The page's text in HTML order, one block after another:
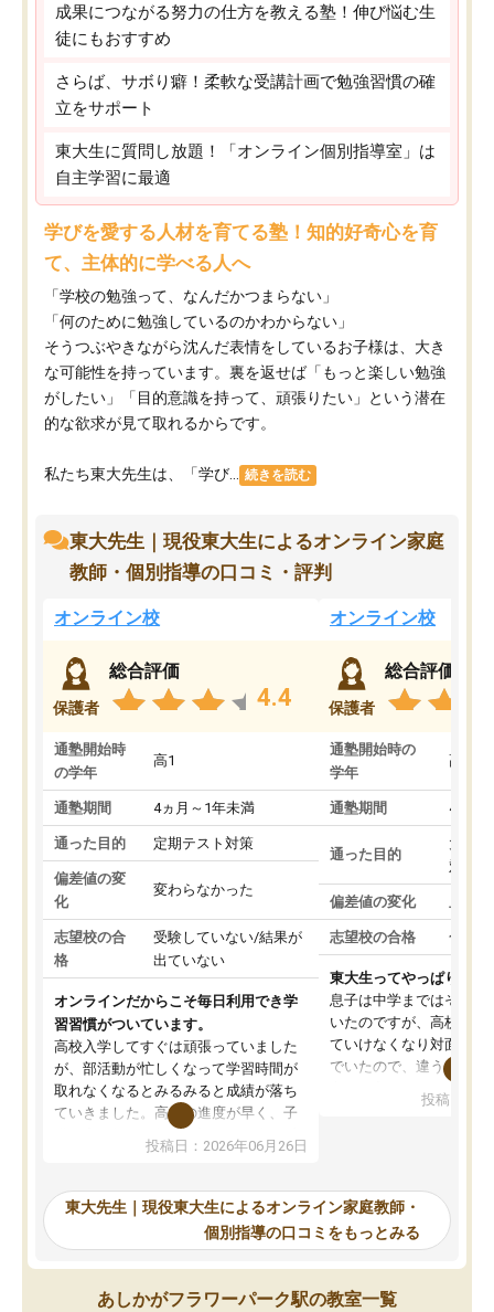
成果につながる努力の仕方を教える塾！伸び悩む生
徒にもおすすめ
さらば、サボり癖！柔軟な受講計画で勉強習慣の確
立をサポート
東大生に質問し放題！「オンライン個別指導室」は
自主学習に最適
学びを愛する人材を育てる塾！知的好奇心を育
て、主体的に学べる人へ
「学校の勉強って、なんだかつまらない」
「何のために勉強しているのかわからない」
そうつぶやきながら沈んだ表情をしているお子様は、大き
な可能性を持っています。裏を返せば「もっと楽しい勉強
がしたい」「目的意識を持って、頑張りたい」という潜在
的な欲求が見て取れるからです。
私たち東大先生は、「学び... 続きを読む
東大先生｜現役東大生によるオンライン家庭
教師・個別指導の口コミ・評判
オンライン校
保護者
総合評価
4.4
通塾開始時
の学年
高1
通塾期間 4ヵ月～1年未満
通った目的 定期テスト対策
偏差値の変
化
変わらなかった
志望校の合
格
受験していない/結果が
出ていない
オンラインだからこそ毎日利用でき学
習習慣がついています。
高校入学してすぐは頑張っていました
が、部活動が忙しくなって学習時間が
取れなくなるとみるみると成績が落ち
ていきました。高校の進度が早く、子
供も家に帰って勉強の話すると嫌な反
応を示します。東大先生にお願いして
れるので、親としても安心です。毎日
使える自習室とかもあり、わからない
ところがあれば先生が回答してくれる
のも重宝しています。
投稿日：2026年06月26日
オンライン校
保護者
総合評価
通塾開始時の
学年
高3
通塾期間 4ヵ月
通った目的
大学
対策
偏差値の変化
志望校の合格 合格
東大生ってやっぱりすご
息子は中学まではそこそ
いたのですが、高校に入
ていけなくなり対面の塾
でいたので、違うアプロ
で、当初は模試でD判定
自習室が毎日使えていつ
るのが心強かったよう
謝です。
投稿日：
東大先生｜現役東大生によるオンライン家庭教師・
個別指導の口コミをもっとみる
あしかがフラワーパーク駅の教室一覧